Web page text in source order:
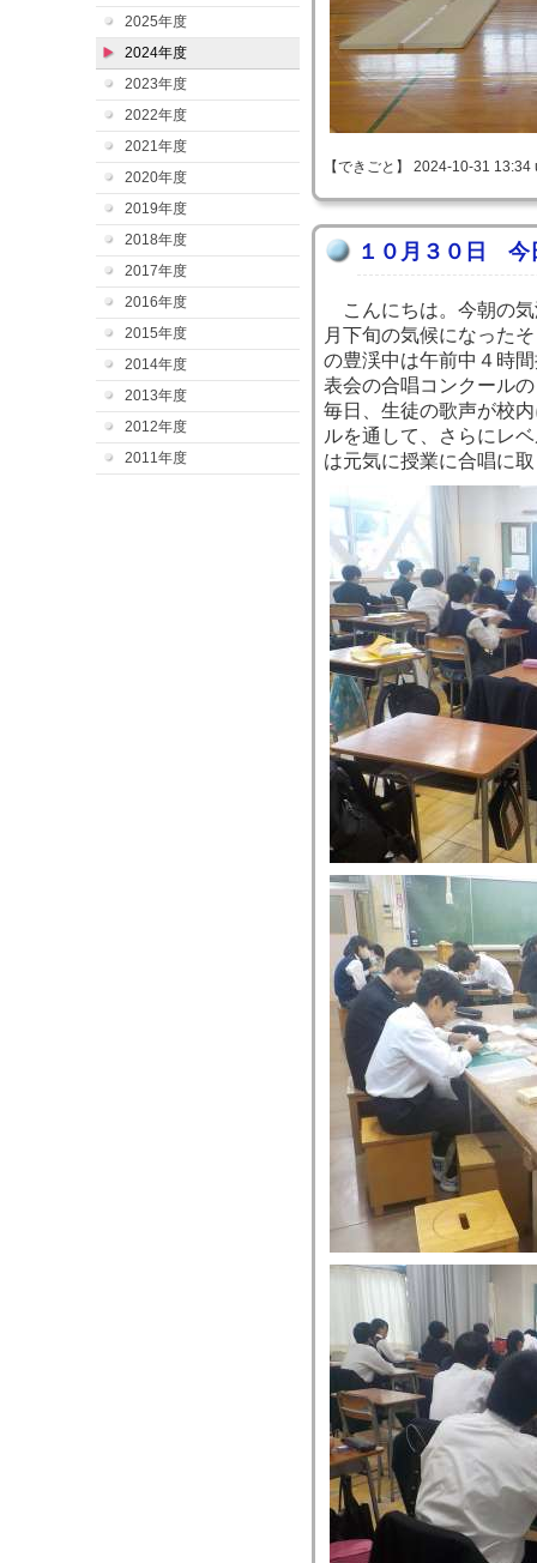
2025年度
2024年度
2023年度
2022年度
2021年度
2020年度
2019年度
2018年度
2017年度
2016年度
2015年度
2014年度
2013年度
2012年度
2011年度
【できごと】 2024-10-31
１０月３０日 今
こんにちは。今朝の気
月下旬の気候になった
の豊渓中は午前中４時
表会の合唱コンクール
毎日、生徒の歌声が校
ルを通して、さらにレ
は元気に授業に合唱に